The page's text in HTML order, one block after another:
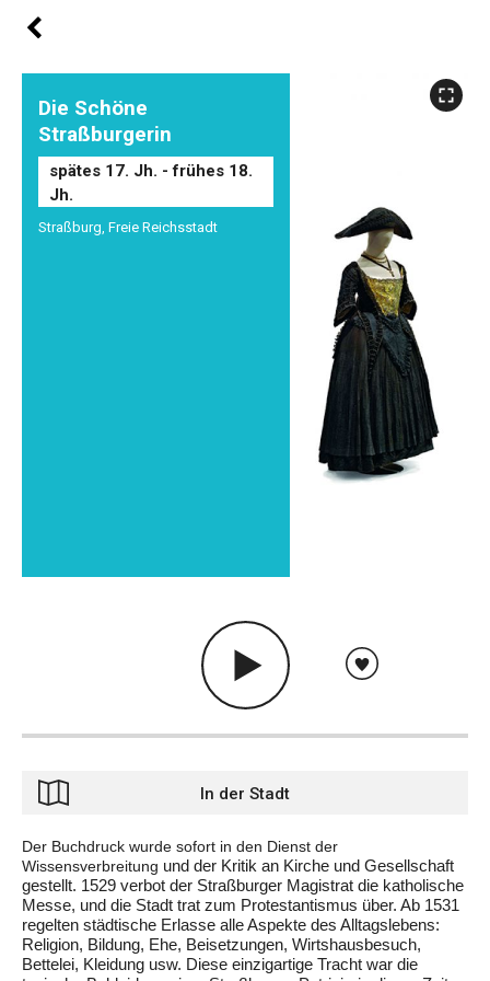
Die Schöne
Straßburgerin
spätes 17. Jh. - frühes 18.
Jh.
Straßburg, Freie Reichsstadt
In der Stadt
Der Buchdruck wurde sofort in den Dienst der
Wissensverbreitung und der Kritik an Kirche und Gesellschaft
gestellt. 1529 verbot der Straßburger Magistrat die katholische
Messe, und die Stadt trat zum Protestantismus über. Ab 1531
regelten städtische Erlasse alle Aspekte des Alltagslebens:
Religion, Bildung, Ehe, Beisetzungen, Wirtshausbesuch,
Bettelei, Kleidung usw. Diese einzigartige Tracht war die